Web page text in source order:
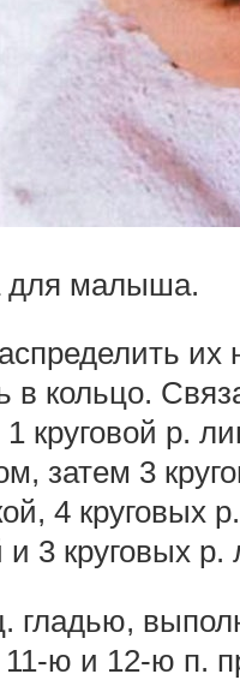
для малыша.
в кольцо.
1 круговой р.
затем 3
4 круговых
и 3 круговых
гладью,
ю и 12-ю п.